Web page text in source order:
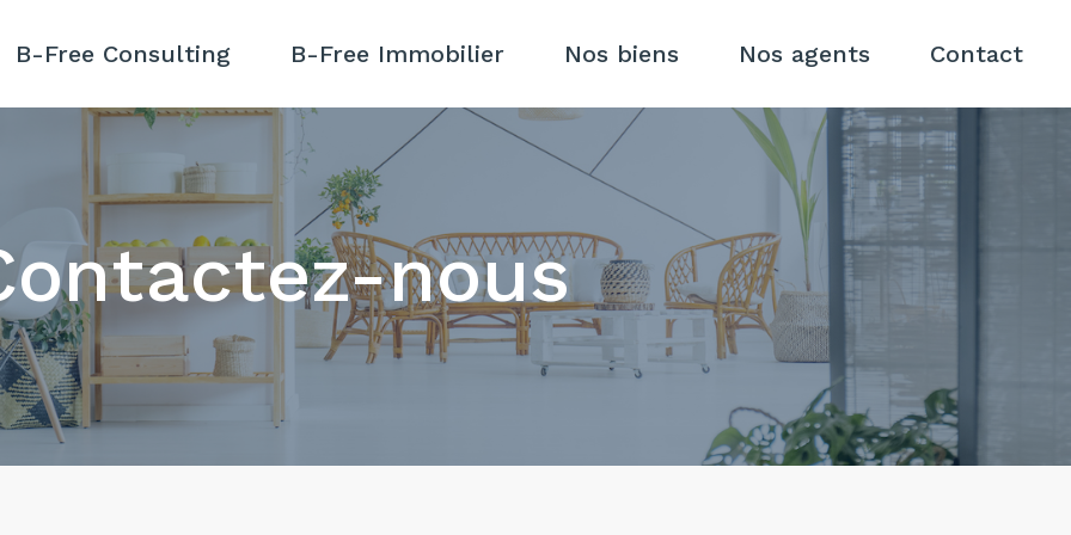
B-Free Consulting B-Free Immobilier Nos biens Nos agents Contact
nous